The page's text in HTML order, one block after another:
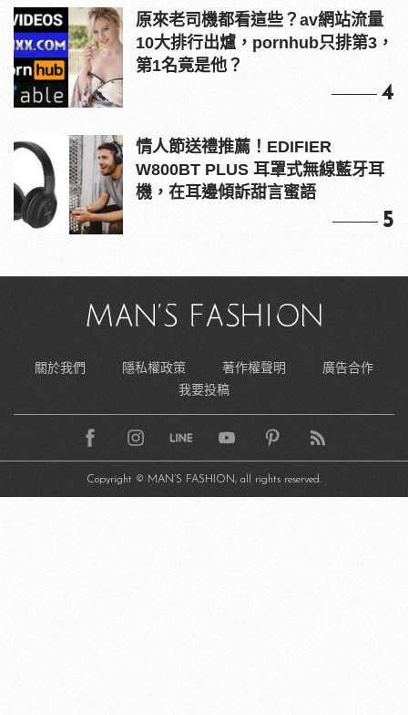
原來老司機都看這些？av網站流量
10大排行出爐，pornhub只排第3，
第1名竟是他？
4
情人節送禮推薦！EDIFIER
W800BT PLUS 耳罩式無線藍牙耳
機，在耳邊傾訴甜言蜜語
5
關於我們 隱私權政策 著作權聲明
廣告合作
我要投稿
Copyright © MAN’S FASHION, all rights reserved.